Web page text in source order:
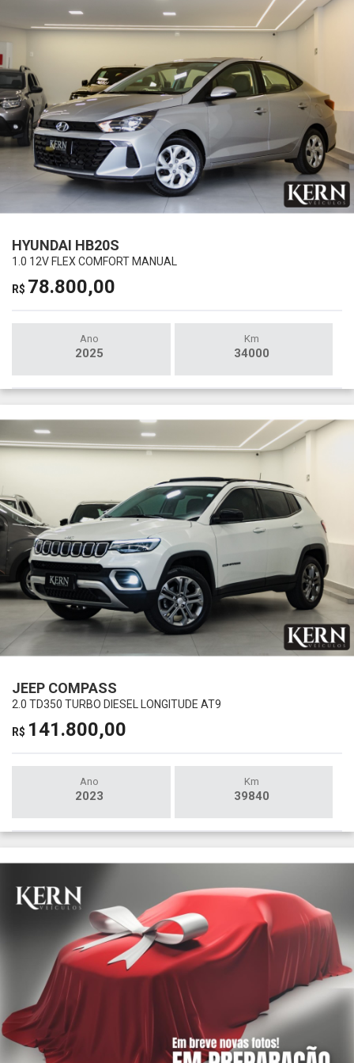
HYUNDAI HB20S
1.0 12V FLEX COMFORT MANUAL
R$ 78.800,00
Ano
2025
Km
34000
JEEP COMPASS
2.0 TD350 TURBO DIESEL LONGITUDE AT9
R$ 141.800,00
Ano
2023
Km
39840